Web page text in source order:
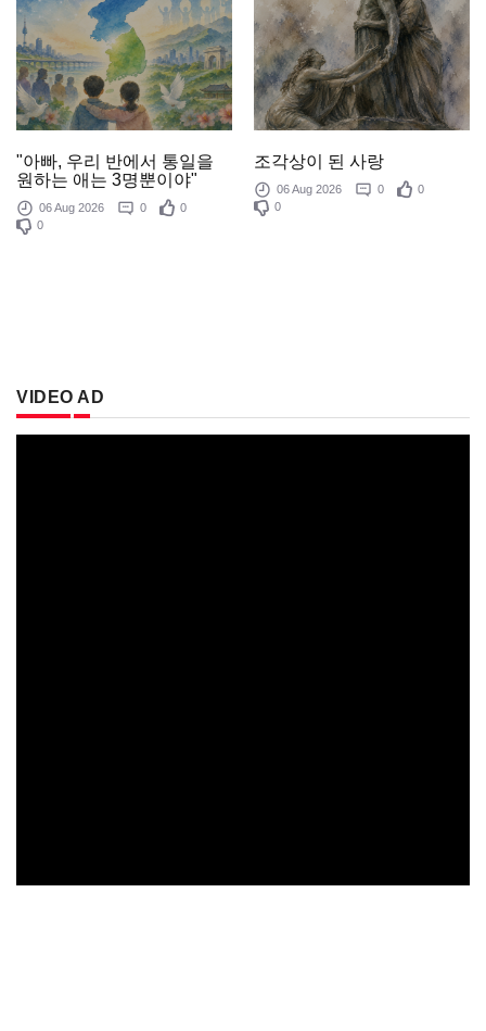
"아빠, 우리 반에서 통일을
원하는 애는 3명뿐이야"
06 Aug 2026 0
0
0
조각상이 된 사랑
06 Aug 2026 0
0
0
VIDEO AD